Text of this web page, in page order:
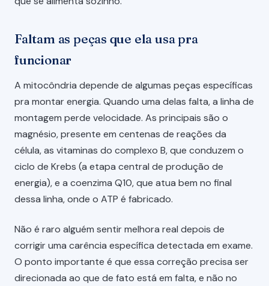
Faltam as peças que ela usa pra
funcionar
A mitocôndria depende de algumas peças específicas
pra montar energia. Quando uma delas falta, a linha de
montagem perde velocidade. As principais são o
magnésio, presente em centenas de reações da
célula, as vitaminas do complexo B, que conduzem o
ciclo de Krebs (a etapa central de produção de
energia), e a coenzima Q10, que atua bem no final
dessa linha, onde o ATP é fabricado.
Não é raro alguém sentir melhora real depois de
corrigir uma carência específica detectada em exame.
O ponto importante é que essa correção precisa ser
direcionada ao que de fato está em falta, e não no